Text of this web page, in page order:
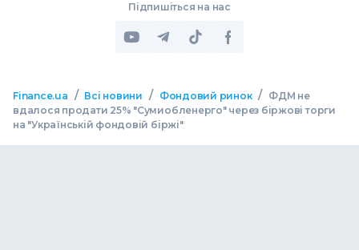
Підпишіться на нас
Finance.ua / Всі новини / Фондовий ринок / ФДМ не
вдалося продати 25% "Сумиобленерго" через біржові торги
на "Українській фондовій біржі"